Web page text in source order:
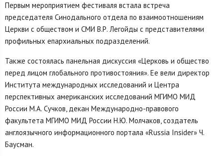
Первым мероприятием фестиваля встала встреча
председателя Синодального отдела по взаимоотношениям
Церкви с обществом и СМИ В.Р. Легойды с представителями
профильных епархиальных подразделений.
Также состоялась панельная дискуссия «Церковь и общество
перед лицом глобального противостояния». Ее вели директор
Института международных исследований и Центра
перспективных американских исследований МГИМО МИД
России М.А. Сучков, декан Международно-правового
факультета МГИМО МИД России Н.Ю. Молчаков, создатель
англоязычного информационного портала «Russia Insider» Ч.
Баусман.